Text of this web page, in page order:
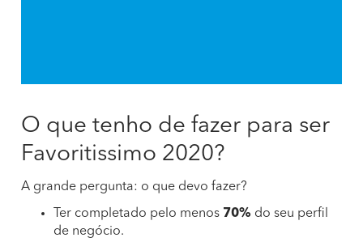
O que tenho de fazer para ser
Favoritissimo 2020?
A grande pergunta: o que devo fazer?
Ter completado pelo menos 70% do seu perfil
de negócio.